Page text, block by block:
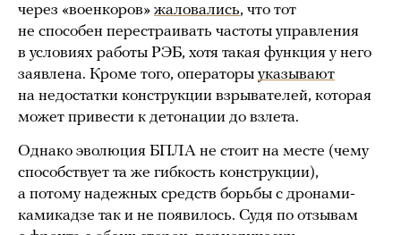
через «военкоров» жаловались, что тот
не способен перестраивать частоты управления
в условиях работы РЭБ, хотя такая функция у него
заявлена. Кроме того, операторы указывают
на недостатки конструкции взрывателей, которая
может привести к детонации до взлета.
Однако эволюция БПЛА не стоит на месте (чему
способствует та же гибкость конструкции),
а потому надежных средств борьбы с дронами-
камикадзе так и не появилось. Судя по отзывам